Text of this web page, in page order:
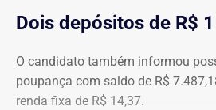
Dois depósitos de R$ 1
O candidato também informou
poupança com saldo de R$
renda fixa de R$ 14,37.